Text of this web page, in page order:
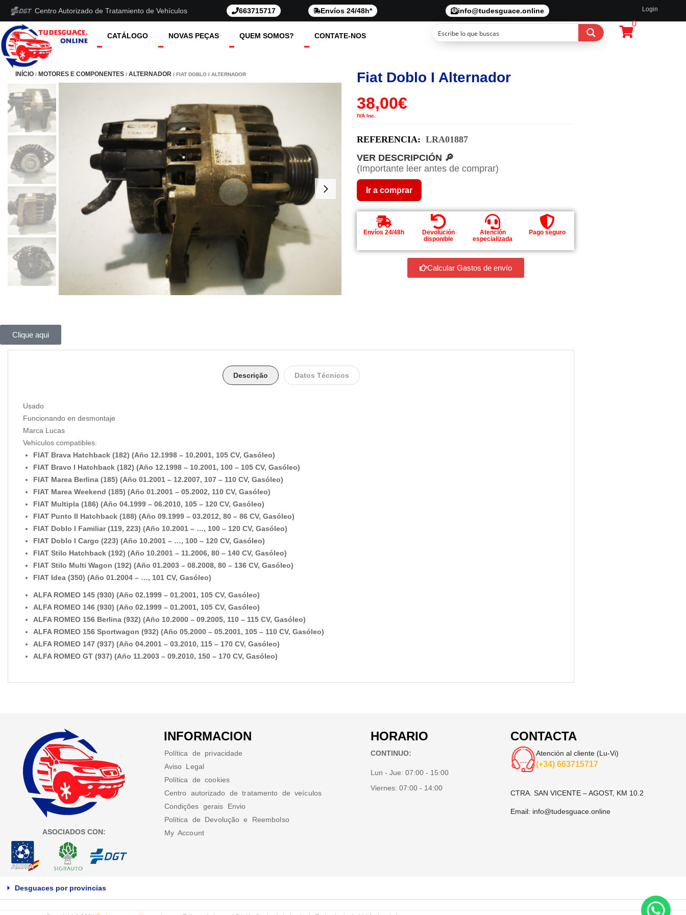
Centro Autorizado de Tratamiento de Vehículos 663715717 Envíos 24/48h* info@tudesguace.online Login
CATÁLOGO NOVAS PEÇAS QUEM SOMOS? CONTATE-NOS
0
INÍCIO / MOTORES E COMPONENTES / ALTERNADOR / FIAT DOBLO I ALTERNADOR Fiat Doblo I Alternador
38,00€
IVA Inc.
REFERENCIA: LRA01887
VER DESCRIPCIÓN 🔎
(Importante leer antes de comprar)
Ir a comprar
Envíos 24/48h
Devolución
disponible
Atención
especializada
Pago seguro
Calcular Gastos de envío
Clique aqui
Descrição Datos Técnicos
Usado
Funcionando en desmontaje
Marca Lucas
Vehículos compatibles:
FIAT Brava Hatchback (182) (Año 12.1998 – 10.2001, 105 CV, Gasóleo)
FIAT Bravo I Hatchback (182) (Año 12.1998 – 10.2001, 100 – 105 CV, Gasóleo)
FIAT Marea Berlina (185) (Año 01.2001 – 12.2007, 107 – 110 CV, Gasóleo)
FIAT Marea Weekend (185) (Año 01.2001 – 05.2002, 110 CV, Gasóleo)
FIAT Multipla (186) (Año 04.1999 – 06.2010, 105 – 120 CV, Gasóleo)
FIAT Punto II Hatchback (188) (Año 09.1999 – 03.2012, 80 – 86 CV, Gasóleo)
FIAT Doblo I Familiar (119, 223) (Año 10.2001 – …, 100 – 120 CV, Gasóleo)
FIAT Doblo I Cargo (223) (Año 10.2001 – …, 100 – 120 CV, Gasóleo)
FIAT Stilo Hatchback (192) (Año 10.2001 – 11.2006, 80 – 140 CV, Gasóleo)
FIAT Stilo Multi Wagon (192) (Año 01.2003 – 08.2008, 80 – 136 CV, Gasóleo)
FIAT Idea (350) (Año 01.2004 – …, 101 CV, Gasóleo)
ALFA ROMEO 145 (930) (Año 02.1999 – 01.2001, 105 CV, Gasóleo)
ALFA ROMEO 146 (930) (Año 02.1999 – 01.2001, 105 CV, Gasóleo)
ALFA ROMEO 156 Berlina (932) (Año 10.2000 – 09.2005, 110 – 115 CV, Gasóleo)
ALFA ROMEO 156 Sportwagon (932) (Año 05.2000 – 05.2001, 105 – 110 CV, Gasóleo)
ALFA ROMEO 147 (937) (Año 04.2001 – 03.2010, 115 – 170 CV, Gasóleo)
ALFA ROMEO GT (937) (Año 11.2003 – 09.2010, 150 – 170 CV, Gasóleo)
ASOCIADOS CON:
INFORMACION
Política de privacidade
Aviso Legal
Política de cookies
Centro autorizado de tratamento de veículos
Condições gerais Envio
Política de Devolução e Reembolso
My Account
HORARIO
CONTINUO:
Lun - Jue:07:00 - 15:00
Viernes:07:00 - 14:00
CONTACTA
Atención al cliente (Lu-Vi)
(+34) 663715717
CTRA. SAN VICENTE – AGOST, KM 10.2
Email: info@tudesguace.online
Desguaces por provincias